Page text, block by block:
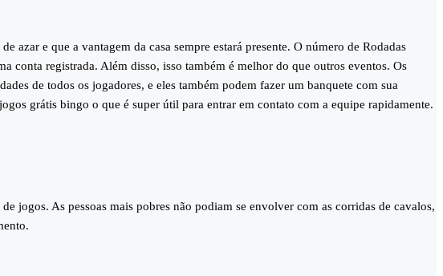
e que a vantagem da casa sempre estará presente. O número de Rodadas
conta registrada. Além disso, isso também é melhor do que outros eventos. Os
de todos os jogadores, e eles também podem fazer um banquete com sua
grátis bingo o que é super útil para entrar em contato com a equipe rapidamente.
jogos. As pessoas mais pobres não podiam se envolver com as corridas de cavalos,